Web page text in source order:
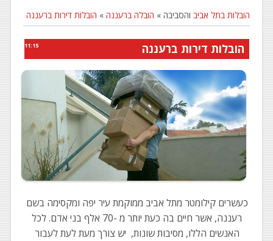
הובלות בתל אביב והסביבה » הובלה ברעננה » הובלות דירות ברעננה
11:15 הובלות דירות ברעננה
כעשרים קילומטר מתל אביב ממוקמת עיר יפה ומקסימה בשם
רעננה, אשר חיים בה כעת יותר מ -70 אלף בני אדם. לכל
האנשים הללו, מסיבות שונות, יש צורך מעת לעת לעבור